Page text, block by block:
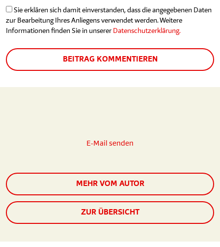
Sie erklären sich damit einverstanden, dass die angegebenen Daten
zur Bearbeitung Ihres Anliegens verwendet werden. Weitere
Informationen finden Sie in unserer Datenschutzerklärung.
BEITRAG KOMMENTIEREN
E-Mail senden
MEHR VOM AUTOR
ZUR ÜBERSICHT